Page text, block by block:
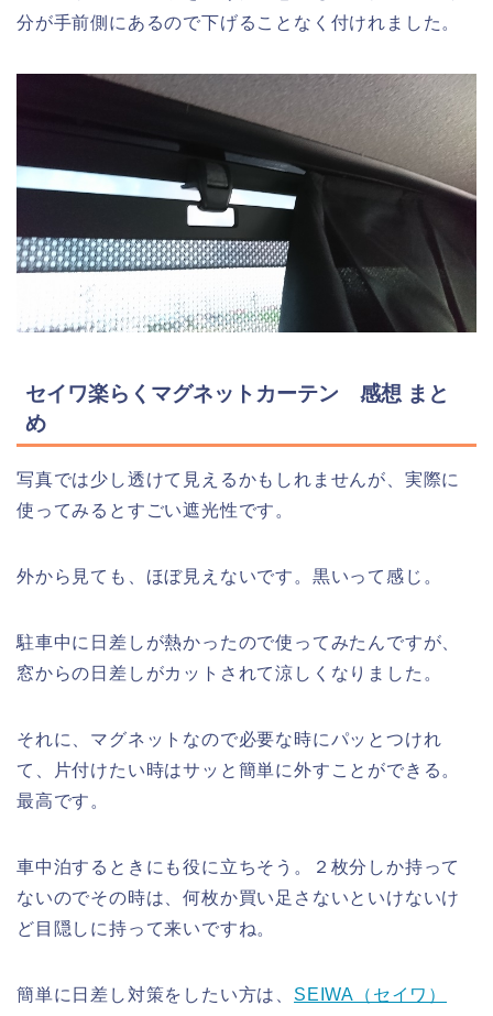
分が手前側にあるので下げることなく付けれました。
セイワ楽らくマグネットカーテン 感想 まと
め
写真では少し透けて見えるかもしれませんが、実際に
使ってみるとすごい遮光性です。
外から見ても、ほぼ見えないです。黒いって感じ。
駐車中に日差しが熱かったので使ってみたんですが、
窓からの日差しがカットされて涼しくなりました。
それに、マグネットなので必要な時にパッとつけれ
て、片付けたい時はサッと簡単に外すことができる。
最高です。
車中泊するときにも役に立ちそう。２枚分しか持って
ないのでその時は、何枚か買い足さないといけないけ
ど目隠しに持って来いですね。
簡単に日差し対策をしたい方は、 SEIWA（セイワ）